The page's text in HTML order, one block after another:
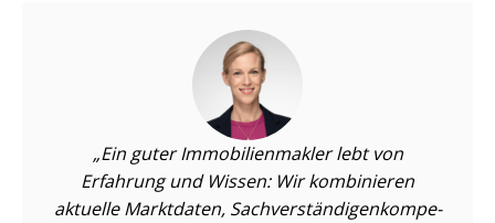
Ein guter Im­mo­bi­li­en­mak­ler lebt von
Erfahrung und Wissen: Wir kombinieren
aktuelle Marktdaten, Sach­ver­stän­di­gen­kom­pe­